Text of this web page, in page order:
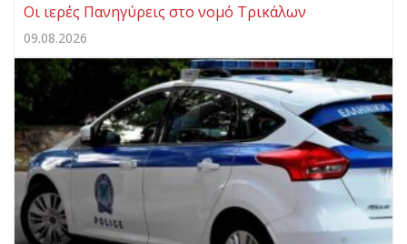
Οι ιερές Πανηγύρεις στο νομό Τρικάλων
09.08.2026